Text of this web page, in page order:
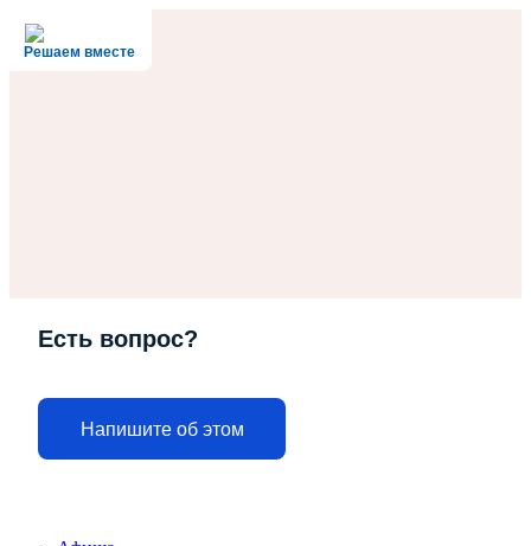
Решаем вместе
Есть вопрос?
Напишите об этом